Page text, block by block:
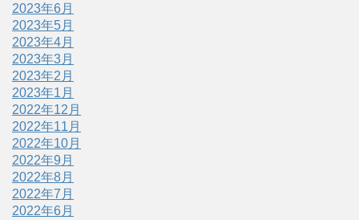
2023年6月
2023年5月
2023年4月
2023年3月
2023年2月
2023年1月
2022年12月
2022年11月
2022年10月
2022年9月
2022年8月
2022年7月
2022年6月